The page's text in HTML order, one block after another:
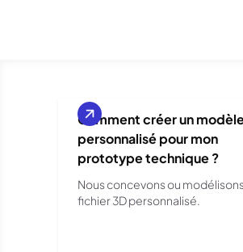
Comment créer un
personnalisé pour mon
prototype technique ?
Nous concevons ou
fichier 3D personnalisé.